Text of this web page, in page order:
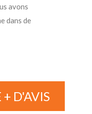
avons
dans de
D'AVIS